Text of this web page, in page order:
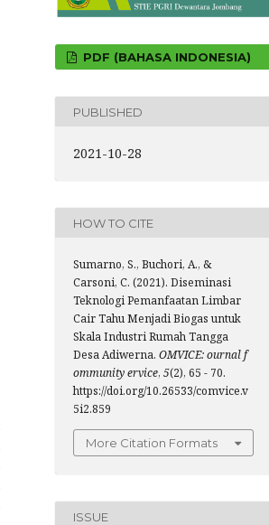
PDF (BAHASA INDONESIA)
PUBLISHED
2021-10-28
HOW TO CITE
Sumarno, S., Buchori, A., &
Carsoni, C. (2021). Diseminasi
Teknologi Pemanfaatan Limbar
Cair Tahu Menjadi Biogas untuk
Skala Industri Rumah Tangga
Desa Adiwerna. OMVICE: ournal f
ommunity ervice, 5(2), 65 - 70.
https://doi.org/10.26533/comvice.v
5i2.859
More Citation Formats
ISSUE